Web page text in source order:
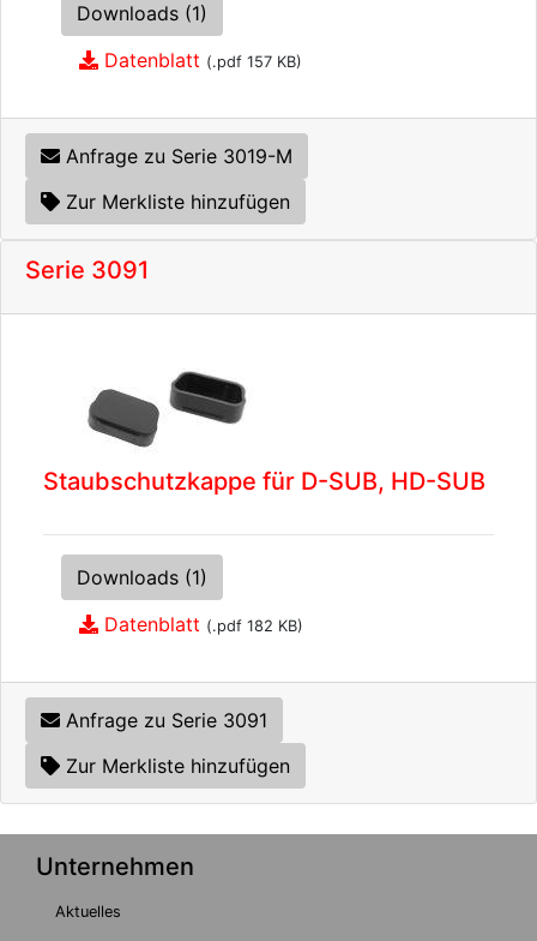
Downloads (1)
Datenblatt (.pdf 157 KB)
Anfrage zu Serie 3019-M
Zur Merkliste hinzufügen
Serie 3091
Staubschutzkappe für D-SUB, HD-SUB
Downloads (1)
Datenblatt (.pdf 182 KB)
Anfrage zu Serie 3091
Zur Merkliste hinzufügen
Unternehmen
Aktuelles